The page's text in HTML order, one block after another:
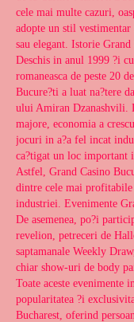
cele mai multe cazuri,
adopte un stil vestimentar
sau elegant. Istorie Grand
Deschis in anul 1999 ?i
romaneasca de peste 20
Bucure?ti a luat na?tere
ului Amiran Dzanashvili.
majore, economia a
jocuri in a?a fel incat
ca?tigat un loc important
Astfel, Grand Casino
dintre cele mai
industriei. Evenimente
De asemenea, po?i
revelion, petreceri de
saptamanale Weekly
chiar show-uri de body
Toate aceste evenimente
popularitatea ?i
Bucharest, oferind